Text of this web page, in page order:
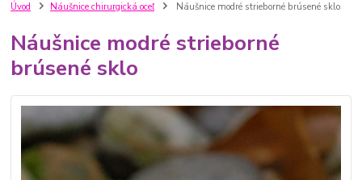
Úvod Náušnice chirurgická oceľ Náušnice modré strieborné brúsené sklo
Náušnice modré strieborné
brúsené sklo